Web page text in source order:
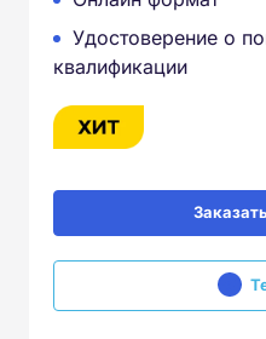
Удостоверение о
квалификации